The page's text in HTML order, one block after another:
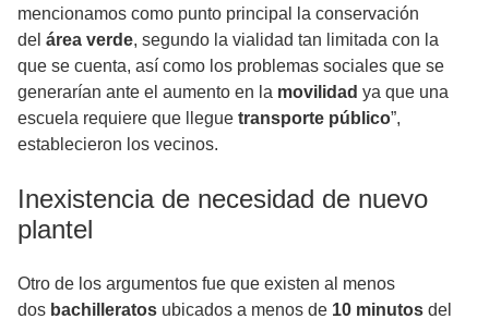
mencionamos como punto principal la conservación
del área verde, segundo la vialidad tan limitada con la
que se cuenta, así como los problemas sociales que se
generarían ante el aumento en la movilidad ya que una
escuela requiere que llegue transporte público”,
establecieron los vecinos.
Inexistencia de necesidad de nuevo
plantel
Otro de los argumentos fue que existen al menos
dos bachilleratos ubicados a menos de 10 minutos del